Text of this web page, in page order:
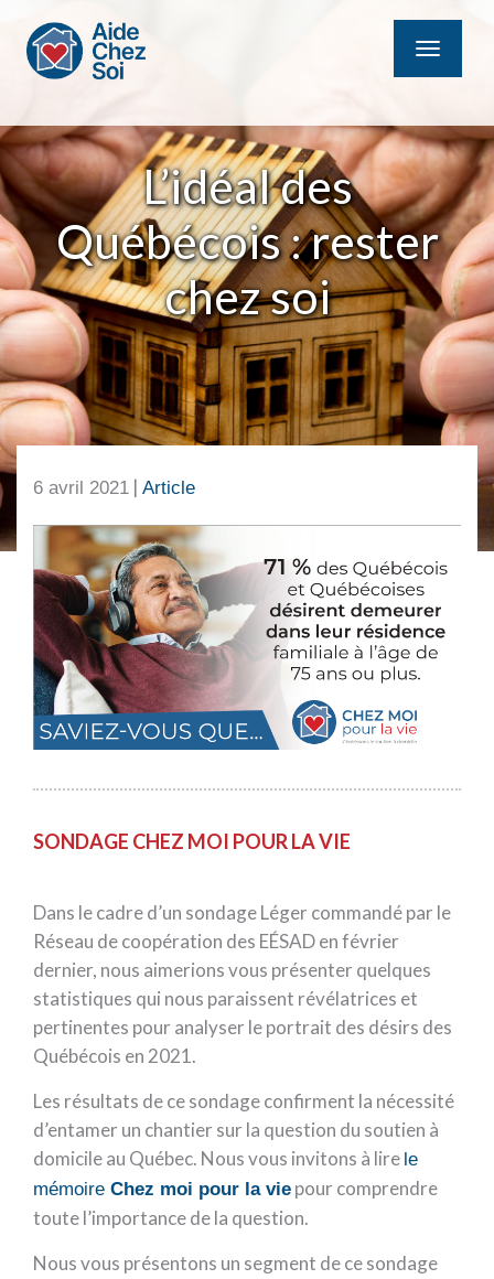
MENU
L’idéal des
Québécois : rester
chez soi
6 avril 2021 | Article
SONDAGE CHEZ MOI POUR LA VIE
Dans le cadre d’un sondage Léger commandé par le
Réseau de coopération des EÉSAD en février
dernier, nous aimerions vous présenter quelques
statistiques qui nous paraissent révélatrices et
pertinentes pour analyser le portrait des désirs des
Québécois en 2021.
Les résultats de ce sondage confirment la nécessité
d’entamer un chantier sur la question du soutien à
domicile au Québec. Nous vous invitons à lire le
mémoire Chez moi pour la vie pour comprendre
toute l’importance de la question.
Nous vous présentons un segment de ce sondage